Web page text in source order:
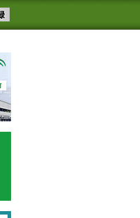
メール配信を登録す